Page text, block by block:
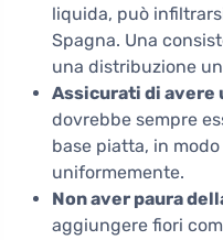
liquida, può
Spagna. Una
una distribuzione
Assicurati di avere
dovrebbe sempre
base piatta, in
uniformemente.
Non aver paura
aggiungere fiori